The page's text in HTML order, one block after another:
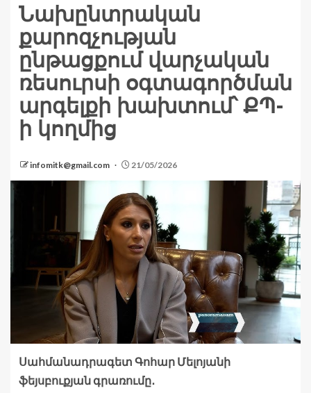
Նախընտրական
քարոզչության
ընթացքում վարչական
ռեսուրսի օգտագործման
արգելքի խախտում՝ ՔՊ-
ի կողմից
infomitk@gmail.com 21/05/2026
Սահմանադրագետ Գոհար Մելոյանի
ֆեյսբուքյան գրառումը․